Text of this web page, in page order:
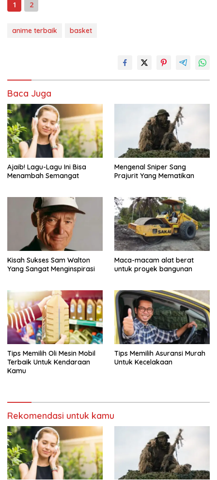
1 2
anime terbaik basket
Baca Juga
Ajaib! Lagu-Lagu Ini Bisa
Menambah Semangat
Mengenal Sniper Sang
Prajurit Yang Mematikan
Kisah Sukses Sam Walton
Yang Sangat Menginspirasi
Maca-macam alat berat
untuk proyek bangunan
Tips Memilih Oli Mesin Mobil
Terbaik Untuk Kendaraan
Kamu
Tips Memilih Asuransi Murah
Untuk Kecelakaan
Rekomendasi untuk kamu